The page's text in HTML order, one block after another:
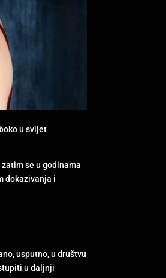
u svijet
se u godinama
dokazivanja i
usputno, u društvu
u daljnji